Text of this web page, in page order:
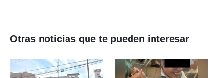
Otras noticias que te pueden interesar